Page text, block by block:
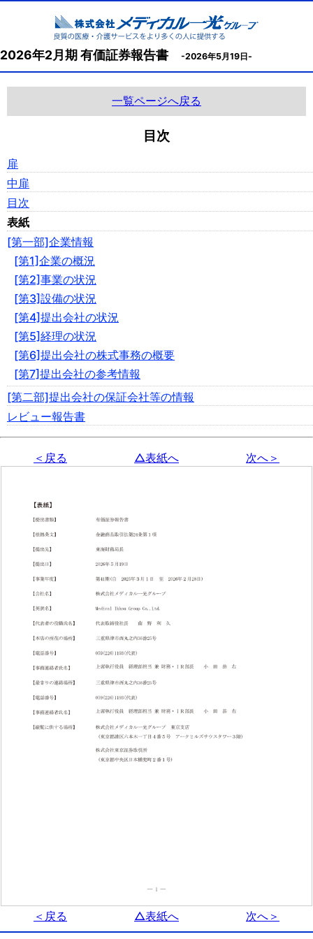
2026年2月期 有価証券報告書 -2026年5月19日-
一覧ページへ戻る
目次
扉
中扉
目次
表紙
[第一部]企業情報
[第1]企業の概況
[第2]事業の状況
[第3]設備の状況
[第4]提出会社の状況
[第5]経理の状況
[第6]提出会社の株式事務の概要
[第7]提出会社の参考情報
[第二部]提出会社の保証会社等の情報
レビュー報告書
＜戻る △表紙へ 次へ＞
＜戻る △表紙へ 次へ＞